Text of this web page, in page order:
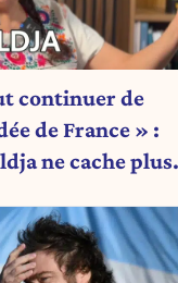
continuer de
de France » :
ne cache plus